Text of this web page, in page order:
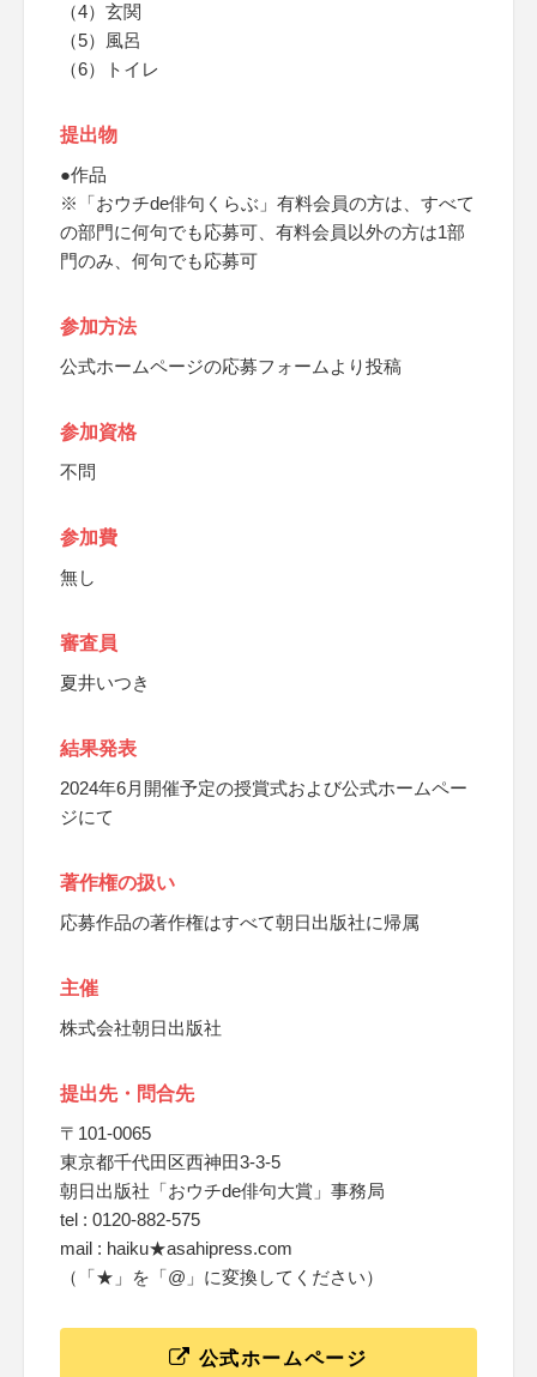
（4）玄関
（5）風呂
（6）トイレ
提出物
●作品
※「おウチde俳句くらぶ」有料会員の方は、すべて
の部門に何句でも応募可、有料会員以外の方は1部
門のみ、何句でも応募可
参加方法
公式ホームページの応募フォームより投稿
参加資格
不問
参加費
無し
審査員
夏井いつき
結果発表
2024年6月開催予定の授賞式および公式ホームペー
ジにて
著作権の扱い
応募作品の著作権はすべて朝日出版社に帰属
主催
株式会社朝日出版社
提出先・問合先
〒101-0065
東京都千代田区西神田3-3-5
朝日出版社「おウチde俳句大賞」事務局
tel : 0120-882-575
mail : haiku★asahipress.com
（「★」を「@」に変換してください）
公式ホームページ